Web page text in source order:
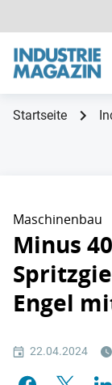
Startseite
Maschinenbau
Minus
Engel
22.04.2024